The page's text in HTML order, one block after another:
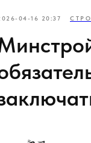
04-16 20:37